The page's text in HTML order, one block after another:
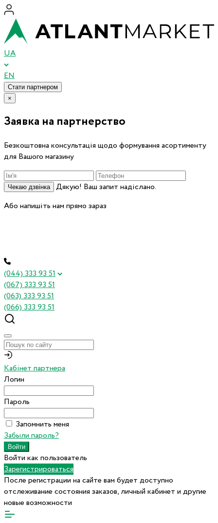
UA
EN
Стати партнером
×
Заявка на партнерство
Безкоштовна консультація щодо формування асортименту
для Вашого магазину
Чекаю дзвінка
Дякую! Ваш запит надіслано.
Або напишіть нам прямо зараз
(044) 333 93 51
(067) 333 93 51
(063) 333 93 51
(066) 333 93 51
Кабінет партнера
Логин
Пароль
Запомнить меня
Забыли пароль?
Войти как пользователь
Зарегистрироваться
После регистрации на сайте вам будет доступно
отслеживание состояния заказов, личный кабинет и другие
новые возможности